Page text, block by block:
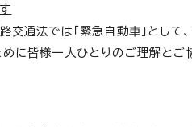
通法では「緊急自動車」として
に皆様一人ひとりのご理解とご